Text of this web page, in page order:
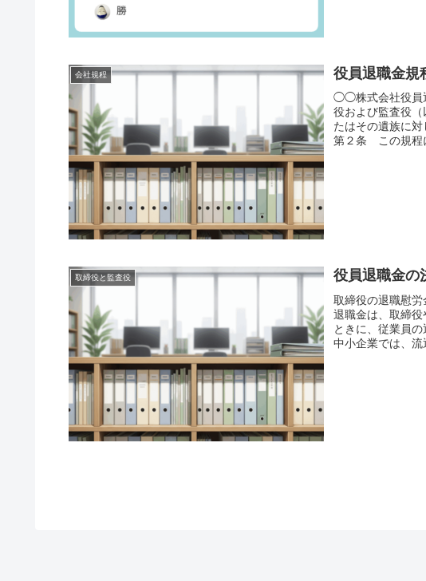
会社規程 役員退職金規
◯◯株式会社役員
役および監査役
たはその遺族に対
第２条 この規程
取締役と監査役 役員退職金の
取締役の退職慰
退職金は、取締
ときに、従業員
中小企業では、流